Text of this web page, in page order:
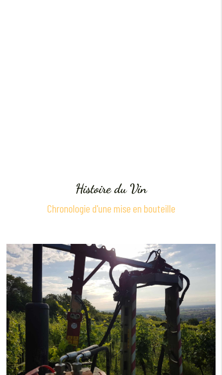
Histoire du Vin
Chronologie d'une mise en bouteille